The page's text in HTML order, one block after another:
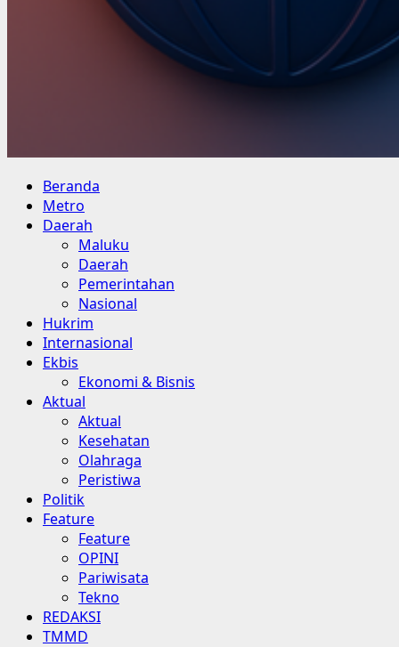
Primary
Menu
Beranda
Metro
Daerah
Maluku
Daerah
Pemerintahan
Nasional
Hukrim
Internasional
Ekbis
Ekonomi & Bisnis
Aktual
Aktual
Kesehatan
Olahraga
Peristiwa
Politik
Feature
Feature
OPINI
Pariwisata
Tekno
REDAKSI
TMMD